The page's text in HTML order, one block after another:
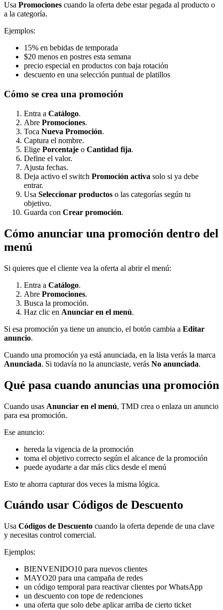
Usa Promociones cuando la oferta debe estar pegada al producto o
a la categoría.
Ejemplos:
15% en bebidas de temporada
$20 menos en postres esta semana
precio especial en productos con baja rotación
descuento en una selección puntual de platillos
Cómo se crea una promoción
Entra a Catálogo.
Abre Promociones.
Toca Nueva Promoción.
Captura el nombre.
Elige Porcentaje o Cantidad fija.
Define el valor.
Ajusta fechas.
Deja activo el switch Promoción activa solo si ya debe
entrar.
Usa Seleccionar productos o las categorías según tu
objetivo.
Guarda con Crear promoción.
Cómo anunciar una promoción dentro del
menú
Si quieres que el cliente vea la oferta al abrir el menú:
Entra a Catálogo.
Abre Promociones.
Busca la promoción.
Haz clic en Anunciar en el menú.
Si esa promoción ya tiene un anuncio, el botón cambia a Editar
anuncio.
Cuando una promoción ya está anunciada, en la lista verás la marca
Anunciada. Si todavía no la anunciaste, verás No anunciada.
Qué pasa cuando anuncias una promoción
Cuando usas Anunciar en el menú, TMD crea o enlaza un anuncio
para esa promoción.
Ese anuncio:
hereda la vigencia de la promoción
toma el objetivo correcto según el alcance de la promoción
puede ayudarte a dar más clics desde el menú
Esto te ahorra capturar dos veces la misma lógica.
Cuándo usar Códigos de Descuento
Usa Códigos de Descuento cuando la oferta depende de una clave
y necesitas control comercial.
Ejemplos:
BIENVENIDO10 para nuevos clientes
MAYO20 para una campaña de redes
un código temporal para reactivar clientes por WhatsApp
un descuento con tope de redenciones
una oferta que solo debe aplicar arriba de cierto ticket